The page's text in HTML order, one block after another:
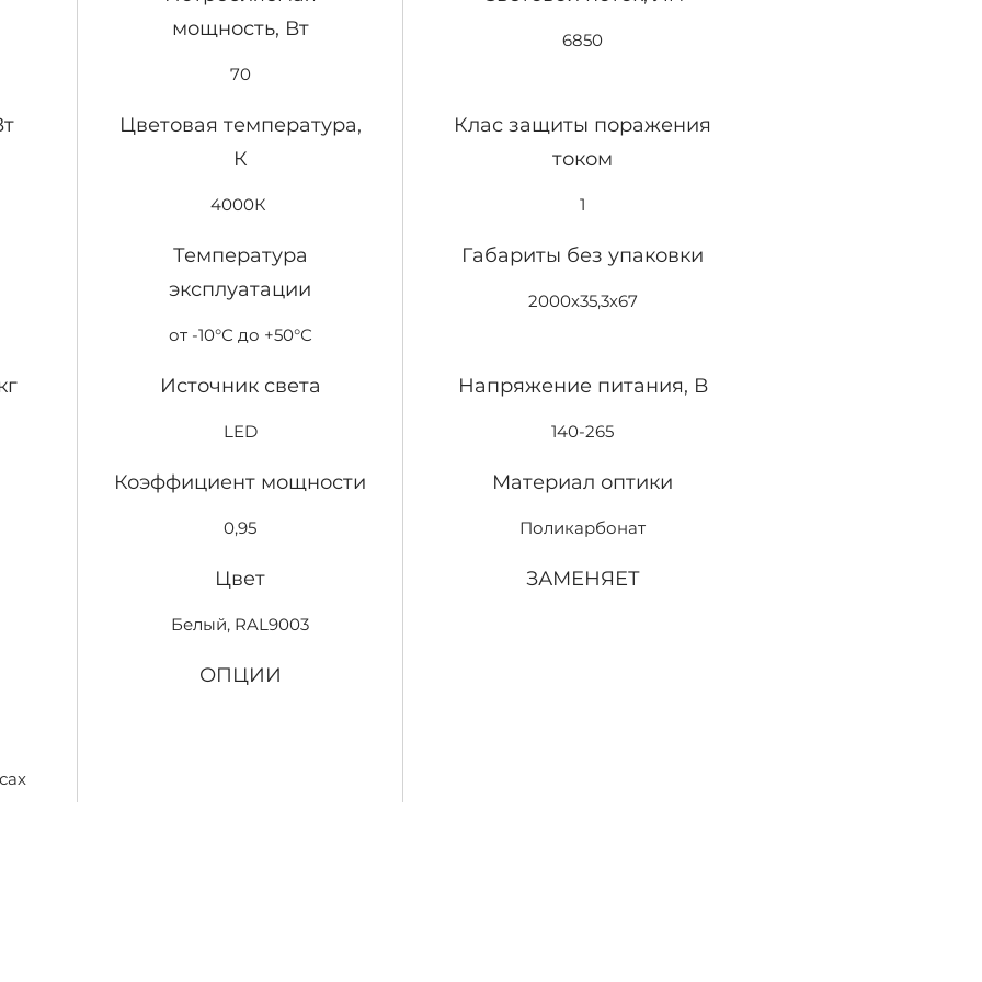
мощность, Вт
70
6850
Цветовая температура,
К
4000К
Клас защиты поражения
током
1
Температура
эксплуатации
от -10°С до +50°С
Габариты без упаковки
2000х35,3х67
Источник света
LED
Напряжение питания, В
140-265
Коэффициент мощности
0,95
Материал оптики
Поликарбонат
Цвет
Белый, RAL9003
ЗАМЕНЯЕТ
ОПЦИИ